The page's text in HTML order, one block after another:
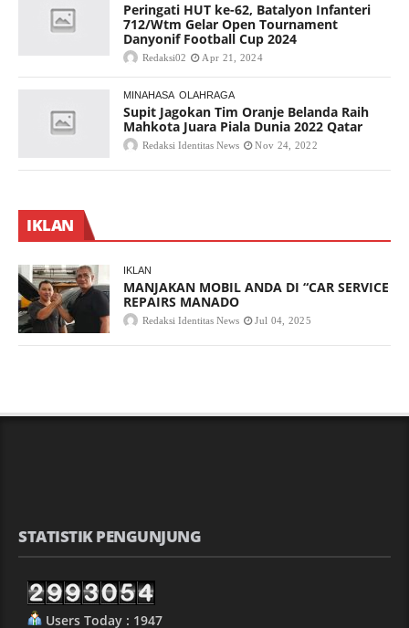
Peringati HUT ke-62, Batalyon Infanteri
712/Wtm Gelar Open Tournament
Danyonif Football Cup 2024
Redaksi02 Apr 21, 2024
MINAHASA OLAHRAGA
Supit Jagokan Tim Oranje Belanda Raih
Mahkota Juara Piala Dunia 2022 Qatar
Redaksi Identitas News Nov 24, 2022
IKLAN
IKLAN
MANJAKAN MOBIL ANDA DI “CAR SERVICE
REPAIRS MANADO
Redaksi Identitas News Jul 04, 2025
STATISTIK PENGUNJUNG
Users Today : 1947